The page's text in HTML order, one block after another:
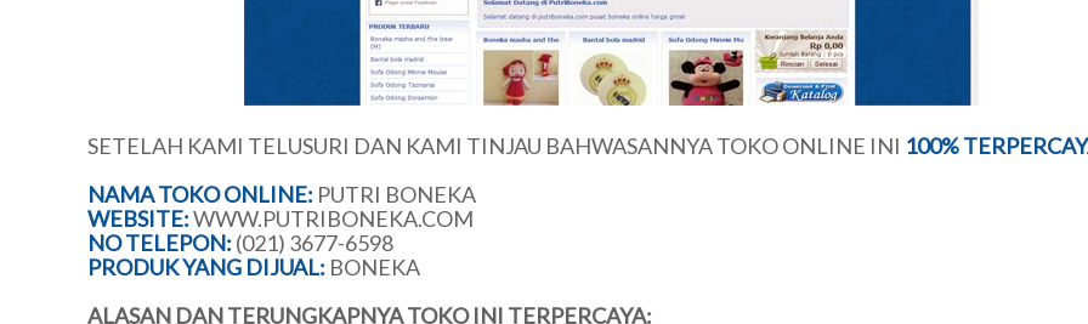
SETELAH KAMI TELUSURI DAN KAMI TINJAU BAHWASANNYA TOKO ONLINE INI 100%
NAMA TOKO ONLINE: PUTRI BONEKA
WEBSITE:WWW.PUTRIBONEKA.COM
NO TELEPON: (021) 3677-6598
PRODUK YANG DIJUAL: BONEKA
ALASAN DAN TERUNGKAPNYA TOKO INI TERPERCAYA: